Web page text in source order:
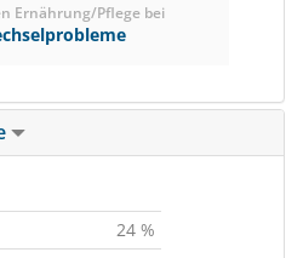
Ernährung/Pflege bei
24 %